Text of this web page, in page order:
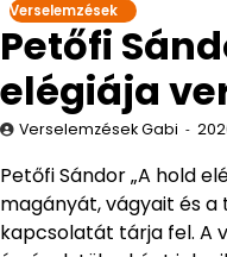
Verselemzések
Petőfi
elégiája
Verselemzések Gabi
Petőfi Sándor „A hold
magányát, vágyait és
kapcsolatát tárja fel. A